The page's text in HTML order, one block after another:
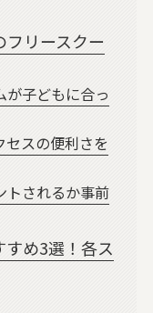
リースクー
が子どもに合っ
スの便利さを
トされるか事前
め3選！各ス